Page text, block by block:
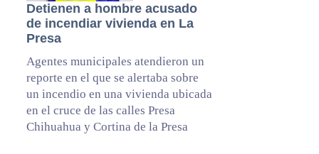
Detienen a hombre acusado
de incendiar vivienda en La
Presa
Agentes municipales atendieron un
reporte en el que se alertaba sobre
un incendio en una vivienda ubicada
en el cruce de las calles Presa
Chihuahua y Cortina de la Presa